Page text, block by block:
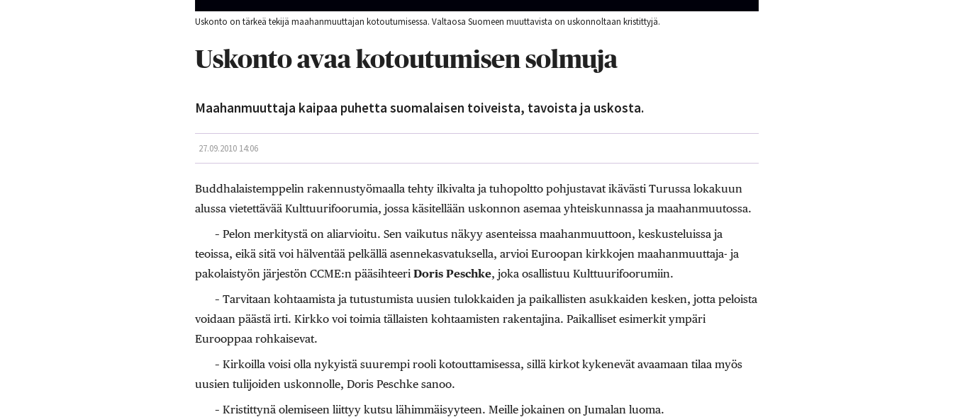
Uskonto on tärkeä tekijä maahanmuuttajan kotoutumisessa. Valtaosa Suomeen muuttavista on uskonnoltaan kristittyjä.
Uskonto avaa kotoutumisen solmuja
Maahanmuuttaja kaipaa puhetta suomalaisen toiveista, tavoista ja uskosta.
27.09.2010 14:06
Buddhalaistemppelin rakennustyömaalla tehty ilkivalta ja tuhopoltto pohjustavat ikävästi Turussa lokakuun
alussa vietettävää Kulttuurifoorumia, jossa käsitellään uskonnon asemaa yhteiskunnassa ja maahanmuutossa.
– Pelon merkitystä on aliarvioitu. Sen vaikutus näkyy asenteissa maahanmuuttoon, keskusteluissa ja
teoissa, eikä sitä voi hälventää pelkällä asennekasvatuksella, arvioi Euroopan kirkkojen maahanmuuttaja- ja
pakolaistyön järjestön CCME:n pääsihteeri Doris Peschke, joka osallistuu Kulttuurifoorumiin.
– Tarvitaan kohtaamista ja tutustumista uusien tulokkaiden ja paikallisten asukkaiden kesken, jotta peloista
voidaan päästä irti. Kirkko voi toimia tällaisten kohtaamisten rakentajina. Paikalliset esimerkit ympäri
Eurooppaa rohkaisevat.
– Kirkoilla voisi olla nykyistä suurempi rooli kotouttamisessa, sillä kirkot kykenevät avaamaan tilaa myös
uusien tulijoiden uskonnolle, Doris Peschke sanoo.
– Kristittynä olemiseen liittyy kutsu lähimmäisyyteen. Meille jokainen on Jumalan luoma.